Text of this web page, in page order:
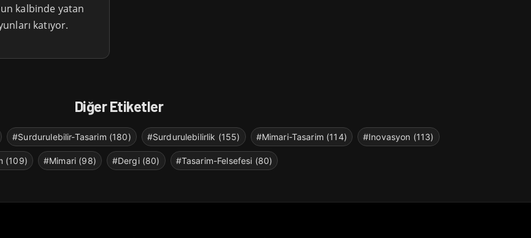
kalbinde yatan
katıyor.
Diğer Etiketler
#Surdurulebilir-Tasarim (180) #Surdurulebilirlik (155) #Mimari-Tasarim (114) #Inovasyon (113)
(109) #Mimari (98) #Dergi (80) #Tasarim-Felsefesi (80)